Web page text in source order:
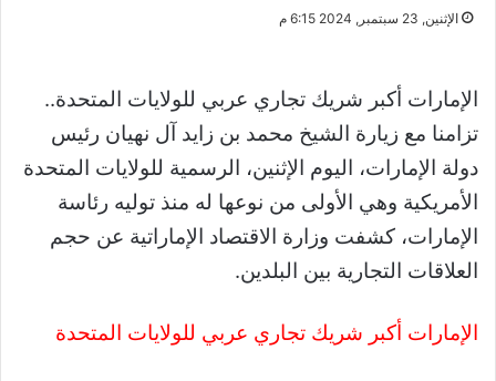
الإثنين, 23 سبتمبر, 2024 6:15 م
الإمارات أكبر شريك تجاري عربي للولايات المتحدة..
تزامنا مع زيارة الشيخ محمد بن زايد آل نهيان رئيس
دولة الإمارات، اليوم الإثنين، الرسمية للولايات المتحدة
الأمريكية وهي الأولى من نوعها له منذ توليه رئاسة
الإمارات، كشفت وزارة الاقتصاد الإماراتية عن حجم
العلاقات التجارية بين البلدين.
الإمارات أكبر شريك تجاري عربي للولايات المتحدة